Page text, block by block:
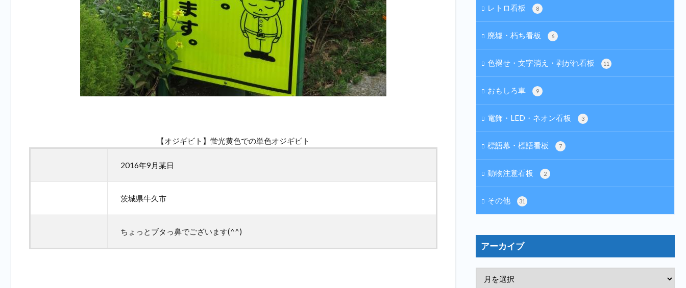
【オジギビト】蛍光黄色での単色オジギビト
2016年9月某日
茨城県牛久市
ちょっとブタっ鼻でございます(^^)
レトロ看板 8
廃墟・朽ち看板 6
色褪せ・文字消え・剥がれ看板 11
おもしろ車 9
電飾・LED・ネオン看板 3
標語幕・標語看板 7
動物注意看板 2
その他 31
アーカイブ